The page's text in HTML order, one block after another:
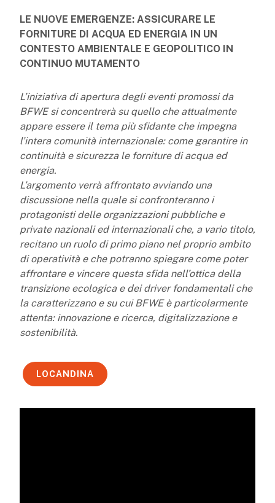
LE NUOVE EMERGENZE: ASSICURARE LE
FORNITURE DI ACQUA ED ENERGIA IN UN
CONTESTO AMBIENTALE E GEOPOLITICO IN
CONTINUO MUTAMENTO
L’iniziativa di apertura degli eventi promossi da
BFWE si concentrerà su quello che attualmente
appare essere il tema più sfidante che impegna
l’intera comunità internazionale: come garantire in
continuità e sicurezza le forniture di acqua ed
energia.
L’argomento verrà affrontato avviando una
discussione nella quale si confronteranno i
protagonisti delle organizzazioni pubbliche e
private nazionali ed internazionali che, a vario titolo,
recitano un ruolo di primo piano nel proprio ambito
di operatività e che potranno spiegare come poter
affrontare e vincere questa sfida nell’ottica della
transizione ecologica e dei driver fondamentali che
la caratterizzano e su cui BFWE è particolarmente
attenta: innovazione e ricerca, digitalizzazione e
sostenibilità.
LOCANDINA